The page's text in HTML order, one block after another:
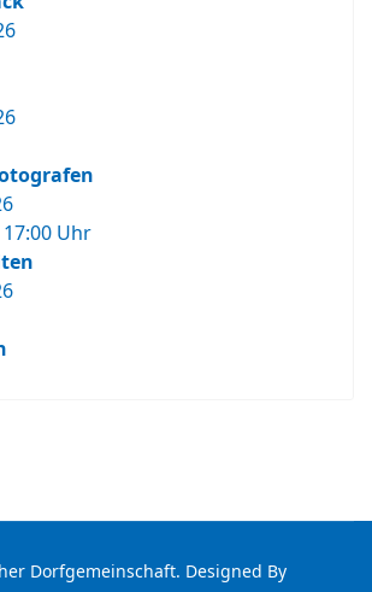
17:00 Uhr
Dorfgemeinschaft. Designed By